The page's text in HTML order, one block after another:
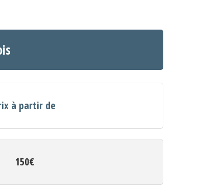
à partir de
150€